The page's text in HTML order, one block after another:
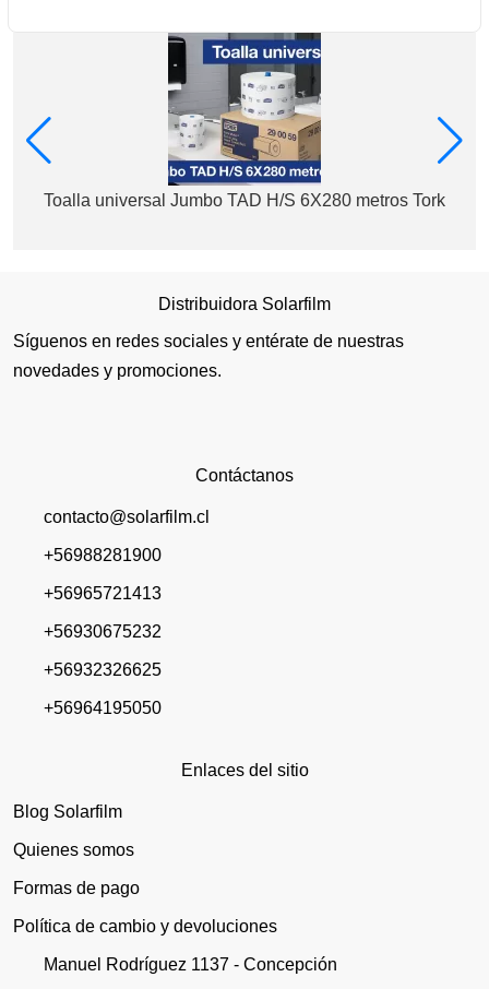
Toalla universal Jumbo TAD H/S 6X280 metros Tork
Distribuidora Solarfilm
Síguenos en redes sociales y entérate de nuestras
novedades y promociones.
Contáctanos
contacto@solarfilm.cl
+56988281900
+56965721413
+56930675232
+56932326625
+56964195050
Enlaces del sitio
Blog Solarfilm
Quienes somos
Formas de pago
Política de cambio y devoluciones
Manuel Rodríguez 1137 - Concepción